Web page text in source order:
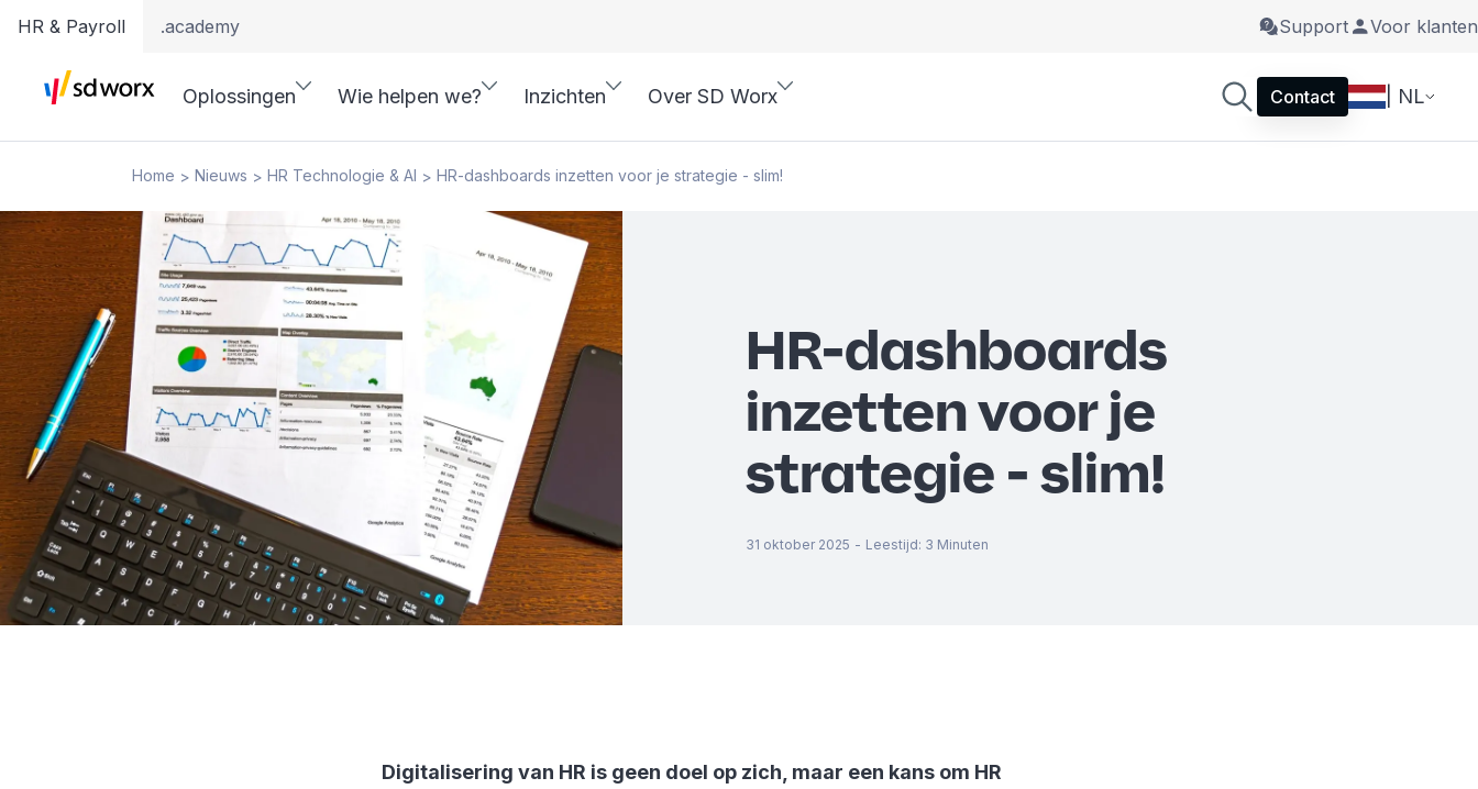
HR & Payroll .academy Support Voor klanten
Oplossingen Wie helpen we? Inzichten Over SD Worx Contact | NL
Home > Nieuws > HR Technologie & AI > HR-dashboards inzetten voor je strategie - slim!
HR-dashboards
inzetten voor je
strategie - slim!
31 oktober 2025 - Leestijd: 3 Minuten
Digitalisering van HR is geen doel op zich, maar een kans om HR